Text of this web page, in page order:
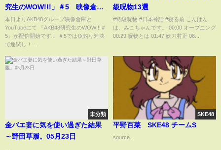
究生のWOW!!!」＃5 映像倉庫
でも配信中！ 【久保姫菜乃・迫
由芽実・花田藍衣】
本日よりAKB48グループ映像倉庫と
YouTubeにて 『AKB48研究生のWOW!!!＃
5』が配信開始です！ ＃5では魚釣り対決
で運試し！...
級呪物13選
#特級呪物 #日本神話 #寝る前 こんばん
は、みこちゃんです。 00:00 オープニング
00:29 呪物とは 01:47 妖刀村正 06:...
未分類
金バエ妻に気を使い過ぎた結果
～野田草履。05月23日
SKE48
平野百菜 SKE48 チームS
source...